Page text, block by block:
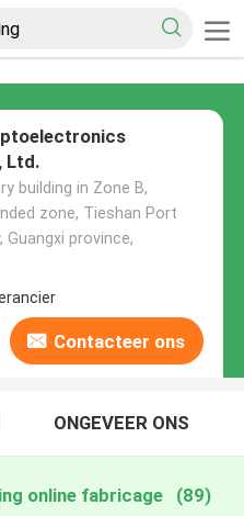
Ltd.
building in Zone B,
zone, Tieshan Port
Guangxi province,
Contacteer ons
ONGEVEER ONS
online fabricage (89)